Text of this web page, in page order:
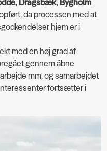
Dragsbæk, Bygholm
da processen med at
hjem er i
med en høj grad af
gennem åbne
mm, og samarbejdet
fortsætter i